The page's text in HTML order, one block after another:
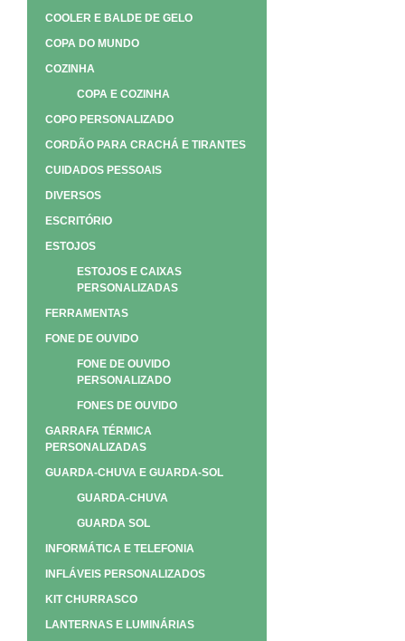
COOLER E BALDE DE GELO
COPA DO MUNDO
COZINHA
COPA E COZINHA
COPO PERSONALIZADO
CORDÃO PARA CRACHÁ E TIRANTES
CUIDADOS PESSOAIS
DIVERSOS
ESCRITÓRIO
ESTOJOS
ESTOJOS E CAIXAS
PERSONALIZADAS
FERRAMENTAS
FONE DE OUVIDO
FONE DE OUVIDO
PERSONALIZADO
FONES DE OUVIDO
GARRAFA TÉRMICA
PERSONALIZADAS
GUARDA-CHUVA E GUARDA-SOL
GUARDA-CHUVA
GUARDA SOL
INFORMÁTICA E TELEFONIA
INFLÁVEIS PERSONALIZADOS
KIT CHURRASCO
LANTERNAS E LUMINÁRIAS